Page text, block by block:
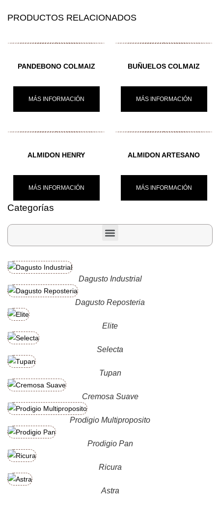
PRODUCTOS RELACIONADOS
PANDEBONO COLMAIZ
MÁS INFORMACIÓN
BUÑUELOS COLMAIZ
MÁS INFORMACIÓN
ALMIDON HENRY
MÁS INFORMACIÓN
ALMIDON ARTESANO
MÁS INFORMACIÓN
Categorías
Dagusto Industrial
Dagusto Reposteria
Elite
Selecta
Tupan
Cremosa Suave
Prodigio Multiproposito
Prodigio Pan
Ricura
Astra